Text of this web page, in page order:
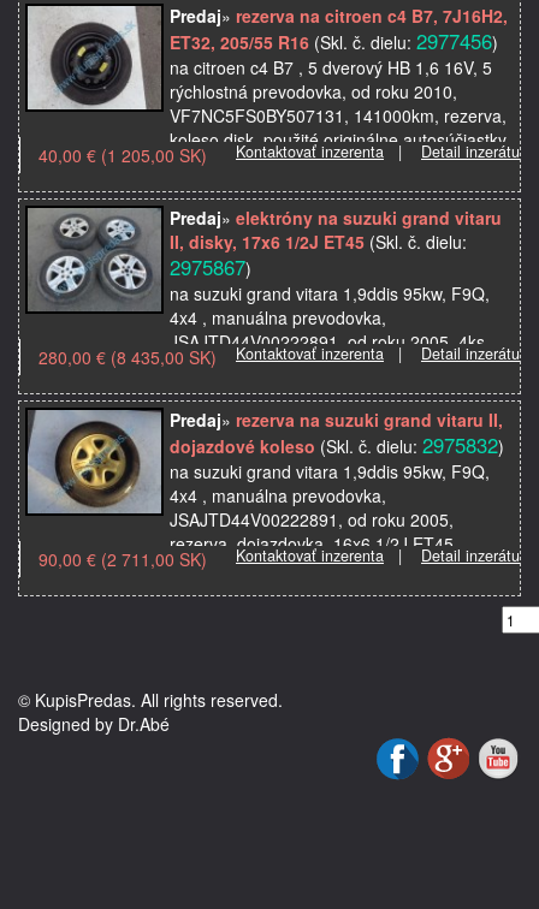
Predaj» rezerva na citroen c4 B7, 7J16H2,
ET32, 205/55 R16 (Skl. č. dielu: 2977456)
na citroen c4 B7 , 5 dverový HB 1,6 16V, 5
rýchlostná prevodovka, od roku 2010,
VF7NC5FS0BY507131, 141000km, rezerva,
koleso disk, použité originálne autosúčiastky
z autovrakovi…Kontaktovať inzerenta | Detail inzerátu
40,00 € (1 205,00 SK)
Predaj» elektróny na suzuki grand vitaru
II, disky, 17x6 1/2J ET45 (Skl. č. dielu:
2975867)
na suzuki grand vitara 1,9ddis 95kw, F9Q,
4x4 , manuálna prevodovka,
JSAJTD44V00222891, od roku 2005, 4ks
disky, kolesá, elektróny, pneumatiky sú tam
letné 225x65 R17, použité or…
Kontaktovať inzerenta | Detail inzerátu
280,00 € (8 435,00 SK)
Predaj» rezerva na suzuki grand vitaru II,
dojazdové koleso (Skl. č. dielu: 2975832)
na suzuki grand vitara 1,9ddis 95kw, F9Q,
4x4 , manuálna prevodovka,
JSAJTD44V00222891, od roku 2005,
rezerva, dojazdovka, 16x6 1/2J ET45,
použité originálne autosúčiastky z a…
Kontaktovať inzerenta | Detail inzerátu
90,00 € (2 711,00 SK)
© KupisPredas. All rights reserved.
Designed by Dr.Abé